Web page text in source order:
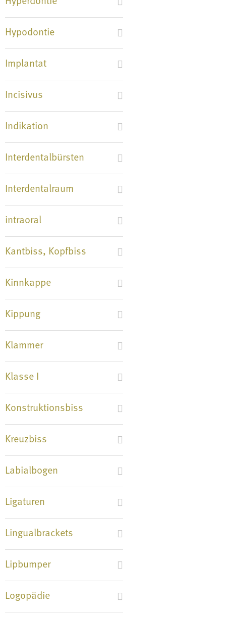
Hypodontie
Implantat
Incisivus
Indikation
Interdentalbürsten
Interdentalraum
intraoral
Kantbiss, Kopfbiss
Kinnkappe
Kippung
Klammer
Klasse I
Konstruktionsbiss
Kreuzbiss
Labialbogen
Ligaturen
Lingualbrackets
Lipbumper
Logopädie